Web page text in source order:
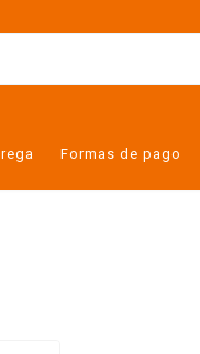
Formas de pago